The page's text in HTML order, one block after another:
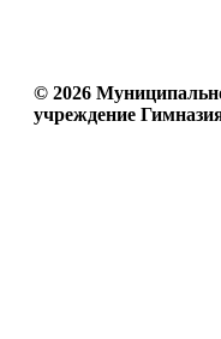
© 2026
учреждение